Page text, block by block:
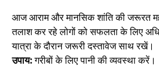
आज आराम और मानसिक शांति की जरूरत
तलाश कर रहे लोगों को सफलता के लिए
यात्रा के दौरान जरूरी दस्तावेज साथ रखें।
उपाय:गरीबों के लिए पानी की व्यवस्था करें।